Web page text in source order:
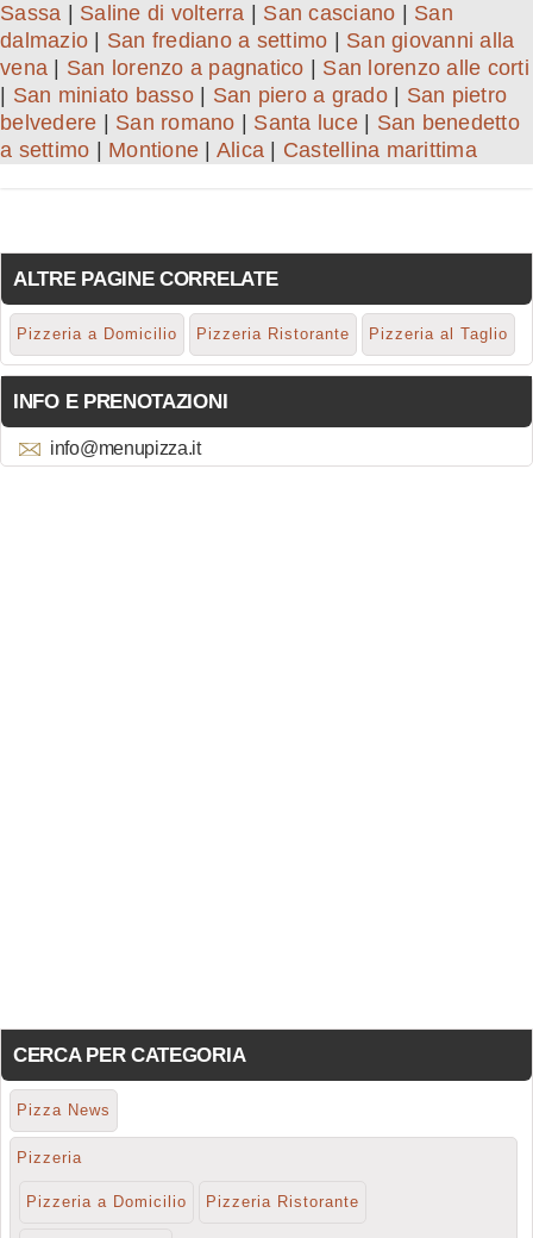
Sassa
Saline di volterra San casciano
San
dalmazio
San frediano a settimo
San giovanni alla
vena
San lorenzo a pagnatico
San lorenzo alle corti
San miniato basso| San piero a grado| San pietro
belvedere
San romano Santa luce| San benedetto
a settimo
Montione Alica Castellina marittima
ALTRE PAGINE CORRELATE
Pizzeria a Domicilio Pizzeria Ristorante Pizzeria al Taglio
INFO E PRENOTAZIONI
info@menupizza.it
CERCA PER CATEGORIA
Pizza News
Pizzeria
Pizzeria a Domicilio Pizzeria Ristorante